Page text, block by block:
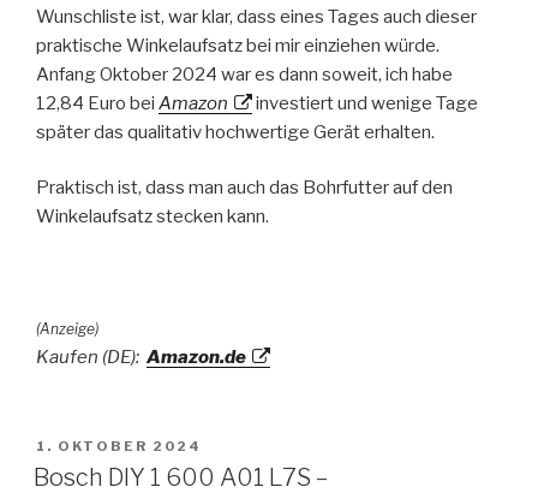
Wunschliste ist, war klar, dass eines Tages auch dieser
praktische Winkelaufsatz bei mir einziehen würde.
Anfang Oktober 2024 war es dann soweit, ich habe
12,84 Euro bei Amazon
investiert und wenige Tage
später das qualitativ hochwertige Gerät erhalten.
Praktisch ist, dass man auch das Bohrfutter auf den
Winkelaufsatz stecken kann.
(Anzeige)
Kaufen (DE): Amazon.de
VERÖFFENTLICHT
AM
1. OKTOBER 2024
Bosch DIY 1 600 A01 L7S –